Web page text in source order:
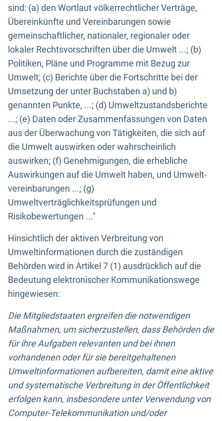
sind: (a) den Wortlaut völkerrechtlicher Verträge,
Übereinkünfte und Vereinbarungen sowie
gemeinschaftlicher, nationaler, regionaler oder
lokaler Rechtsvorschriften über die Umwelt ...; (b)
Politiken, Pläne und Programme mit Bezug zur
Umwelt; (c) Berichte über die Fortschritte bei der
Umsetzung der unter Buchstaben a) und b)
genannten Punkte, ...; (d) Umweltzustandsberichte
...; (e) Daten oder Zusammenfassungen von Daten
aus der Überwachung von Tätigkeiten, die sich auf
die Umwelt auswirken oder wahrscheinlich
auswirken; (f) Genehmigungen, die erhebliche
Auswirkungen auf die Umwelt haben, und Umwelt-
vereinbarungen ...; (g)
Umweltverträglichkeitsprüfungen und
Risikobewertungen ..."
Hinsichtlich der aktiven Verbreitung von
Umweltinformationen durch die zuständigen
Behörden wird in Artikel 7 (1) ausdrücklich auf die
Bedeutung elektronischer Kommunikationswege
hingewiesen:
Die Mitgliedstaaten ergreifen die notwendigen
Maßnahmen, um sicherzustellen, dass Behörden die
für ihre Aufgaben relevanten und bei ihnen
vorhandenen oder für sie bereitgehaltenen
Umweltinformationen aufbereiten, damit eine aktive
und systematische Verbreitung in der Öffentlichkeit
erfolgen kann, insbesondere unter Verwendung von
Computer-Telekommunikation und/oder